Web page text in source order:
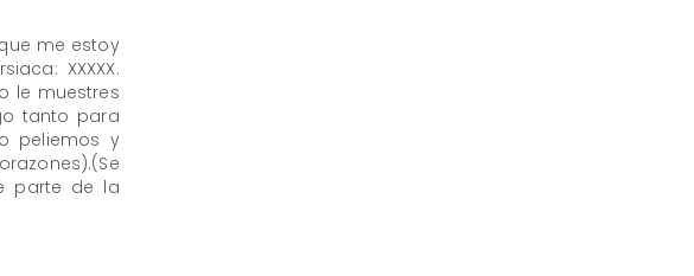
me estoy
XXXXX.
le muestres
tanto para
peliemos y
parte de la